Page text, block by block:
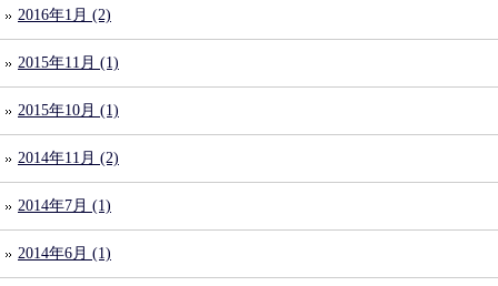
2016年1月 (2)
2015年11月 (1)
2015年10月 (1)
2014年11月 (2)
2014年7月 (1)
2014年6月 (1)